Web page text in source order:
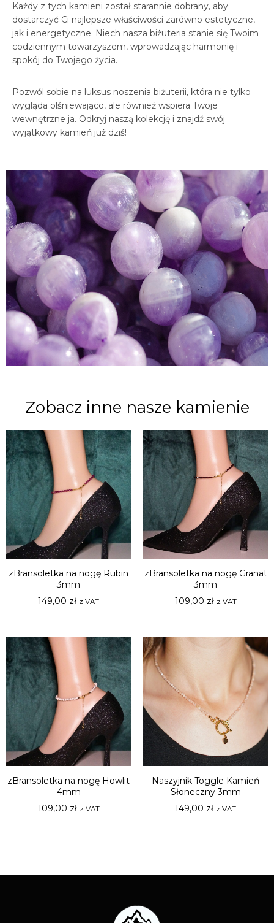
Każdy z tych kamieni został starannie dobrany, aby
dostarczyć Ci najlepsze właściwości zarówno estetyczne,
jak i energetyczne. Niech nasza biżuteria stanie się Twoim
codziennym towarzyszem, wprowadzając harmonię i
spokój do Twojego życia.
Pozwól sobie na luksus noszenia biżuterii, która nie tylko
wygląda olśniewająco, ale również wspiera Twoje
wewnętrzne ja. Odkryj naszą kolekcję i znajdź swój
wyjątkowy kamień już dziś!
Zobacz inne nasze kamienie
zBransoletka na nogę Rubin
3mm
149,00 zł z VAT
zBransoletka na nogę Granat
3mm
109,00 zł z VAT
zBransoletka na nogę Howlit
4mm
109,00 zł z VAT
Naszyjnik Toggle Kamień
Słoneczny 3mm
149,00 zł z VAT